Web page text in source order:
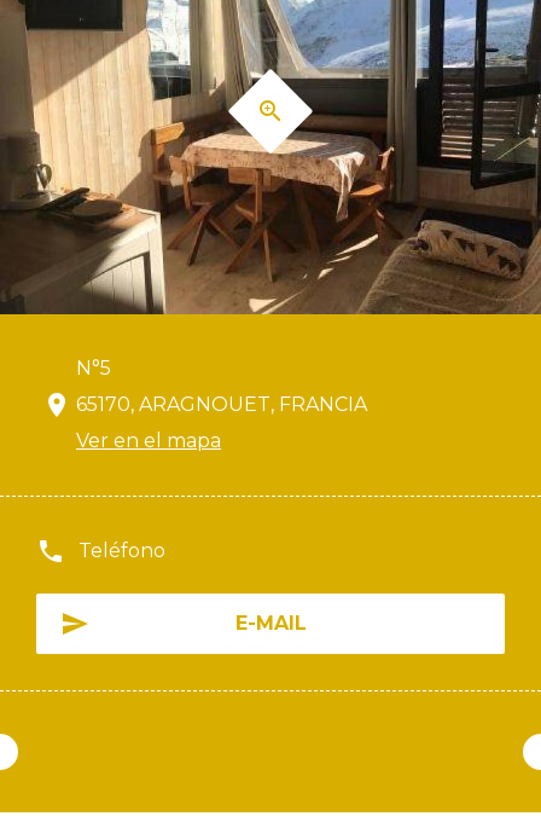
N°5
65170, ARAGNOUET, FRANCIA
Ver en el mapa
Teléfono
E-MAIL